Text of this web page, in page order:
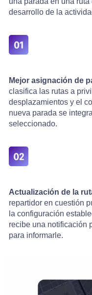
desarrollo de la
Mejor asignación de
clasifica las rutas a
desplazamientos y el
nueva parada se
seleccionado.
Actualización de la
repartidor en cuestión
la configuración
recibe una notificación
para informarle.